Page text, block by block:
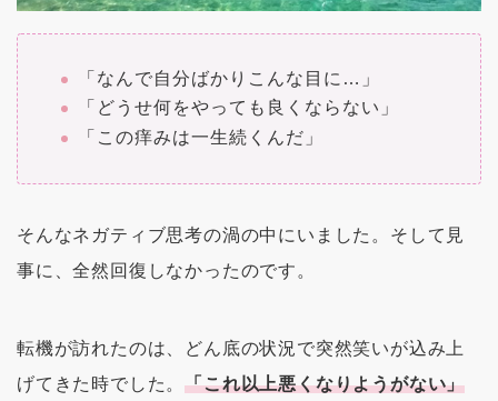
「なんで自分ばかりこんな目に…」
「どうせ何をやっても良くならない」
「この痒みは一生続くんだ」
そんなネガティブ思考の渦の中にいました。そして見
事に、全然回復しなかったのです。
転機が訪れたのは、どん底の状況で突然笑いが込み上
げてきた時でした。「これ以上悪くなりようがない」